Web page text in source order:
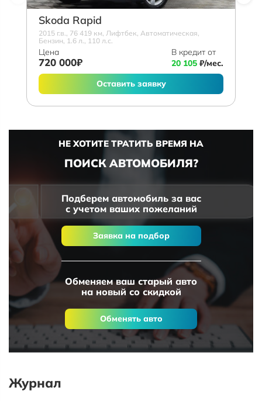
Skoda Rapid
2015 г.в., 76 419 км, Лифтбек, Автоматическая,
Бензин, 1.6 л., 110 л.с.
Цена
720 000₽
В кредит от
20 105 ₽/мес.
Оставить заявку
НЕ ХОТИТЕ ТРАТИТЬ ВРЕМЯ НА
ПОИСК АВТОМОБИЛЯ?
Подберем автомобиль за вас
с учетом ваших пожеланий
Заявка на подбор
Обменяем ваш старый авто
на новый со скидкой
Обменять авто
Журнал